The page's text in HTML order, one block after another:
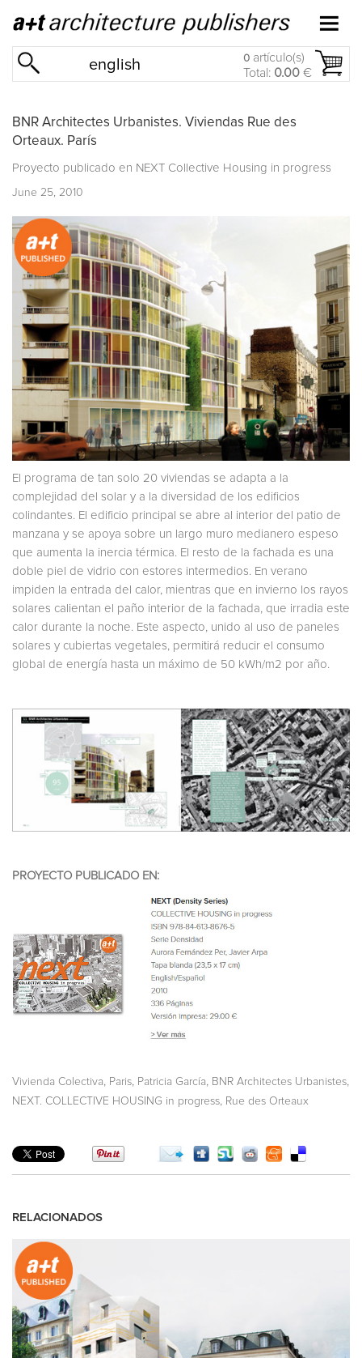
english 0 artículo(s)
Total: 0.00 €
BNR Architectes Urbanistes. Viviendas Rue des
Orteaux. París
Proyecto publicado en NEXT Collective Housing in progress
June 25, 2010
El programa de tan solo 20 viviendas se adapta a la
complejidad del solar y a la diversidad de los edificios
colindantes. El edificio principal se abre al interior del patio de
manzana y se apoya sobre un largo muro medianero espeso
que aumenta la inercia térmica. El resto de la fachada es una
doble piel de vidrio con estores intermedios. En verano
impiden la entrada del calor, mientras que en invierno los rayos
solares calientan el paño interior de la fachada, que irradia este
calor durante la noche. Este aspecto, unido al uso de paneles
solares y cubiertas vegetales, permitirá reducir el consumo
global de energía hasta un máximo de 50 kWh/m2 por año.
PROYECTO PUBLICADO EN:
Vivienda Colectiva, Paris, Patricia García, BNR Architectes Urbanistes,
NEXT. COLLECTIVE HOUSING in progress, Rue des Orteaux
RELACIONADOS